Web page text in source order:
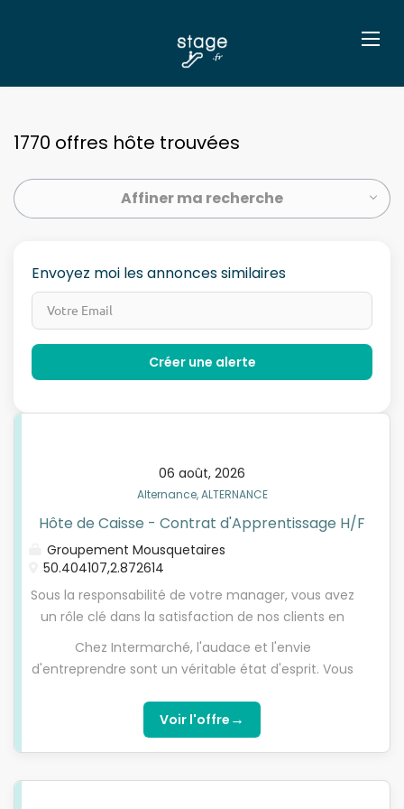
1770 offres hôte trouvées
Affiner ma recherche
Envoyez moi les annonces similaires
06 août, 2026
Alternance, ALTERNANCE
Hôte de Caisse - Contrat d'Apprentissage H/F
Groupement Mousquetaires
50.404107,2.872614
Sous la responsabilité de votre manager, vous avez
un rôle clé dans la satisfaction de nos clients en
étant disponible et bienveillant. En accueillant les
clients au moment de leur passage en caisse, vous
participez à leur fidélisation. Vous effectuez
l'enregistrement des achats et réalisez
l'encaissement dans le respect des procédures afin
Chez Intermarché, l'audace et l'envie
d'entreprendre sont un véritable état d'esprit. Vous
d'une équipe de passionnés et qui saura
reconnaître votre talent ? Dynamique et
enthousiaste, vous avez un réel sens du contact
client et grâce à vos qualités relationnelles, vous
Voir l'offre →